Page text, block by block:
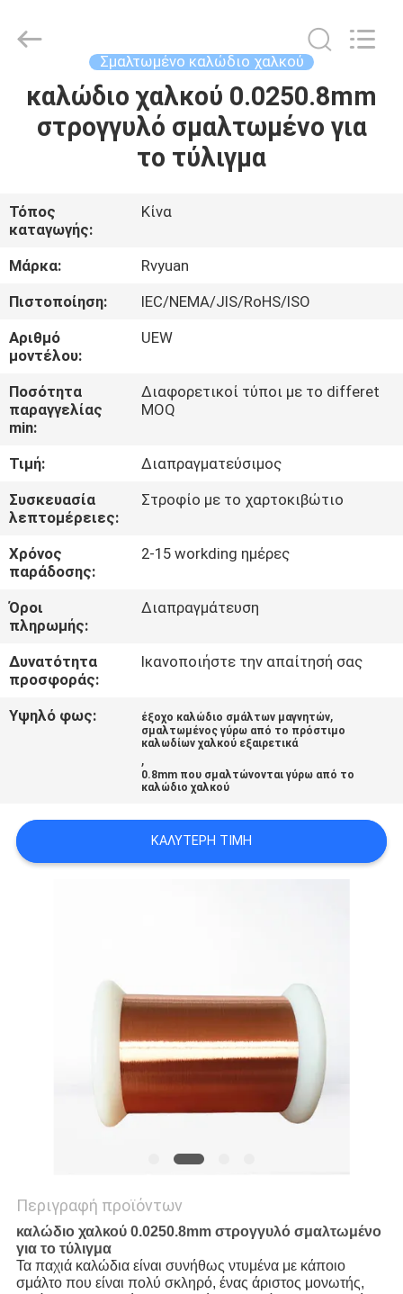
ΣΠΊΤΙ
ΒΊΝΤΕΟ
ΠΕΡΊΠΟΥ
ΕΜΕΊΣ
ΓΎΡΟΣ
ΕΡΓΟΣΤΑΣΊΩΝ
ΈΛΕΓΧΟΣ
ΜΑΣ
ΕΛΆΤΕ
ΣΕ
ΕΠΑΦΉ
ΜΕ
ΕΙΔΉΣΕΙΣ
ΑΠΌΣΠΑΣΜΑ
Material
Co,.Ltd.
Σμαλτωμένο καλώδιο χαλκού
καλώδιο χαλκού 0.0250.8mm
στρογγυλό σμαλτωμένο για
το τύλιγμα
Τόπος
καταγωγής:
Κίνα
Μάρκα:
Rvyuan
Πιστοποίηση:
IEC/NEMA/JIS/RoHS/ISO
Αριθμό
μοντέλου:
UEW
Ποσότητα
παραγγελίας
min:
Διαφορετικοί τύποι με το differet
MOQ
Τιμή:
Διαπραγματεύσιμος
Συσκευασία
λεπτομέρειες:
Στροφίο με το χαρτοκιβώτιο
Χρόνος
παράδοσης:
2-15 workding ημέρες
Όροι
πληρωμής:
Διαπραγμάτευση
Δυνατότητα
προσφοράς:
Ικανοποιήστε την απαίτησή σας
Υψηλό φως: έξοχο καλώδιο σμάλτων μαγνητών,
σμαλτωμένος γύρω από το πρόστιμο
καλωδίων χαλκού εξαιρετικά
,
0.8mm που σμαλτώνονται γύρω από το
καλώδιο χαλκού
ΚΑΛΎΤΕΡΗ ΤΙΜΉ
Περιγραφή προϊόντων
καλώδιο χαλκού 0.0250.8mm στρογγυλό σμαλτωμένο
για το τύλιγμα
Τα παχιά καλώδια είναι συνήθως ντυμένα με κάποιο
σμάλτο που είναι πολύ σκληρό, ένας άριστος μονωτής,